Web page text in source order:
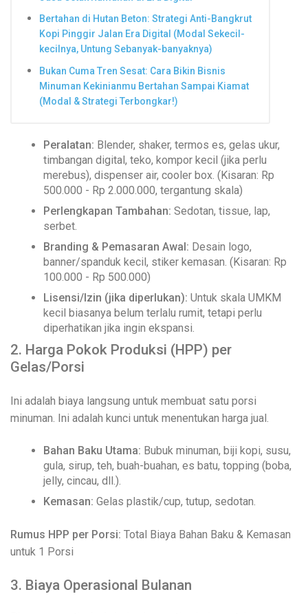
Bertahan di Hutan Beton: Strategi Anti-Bangkrut
Kopi Pinggir Jalan Era Digital (Modal Sekecil-
kecilnya, Untung Sebanyak-banyaknya)
Bukan Cuma Tren Sesat: Cara Bikin Bisnis
Minuman Kekinianmu Bertahan Sampai Kiamat
(Modal & Strategi Terbongkar!)
Peralatan: Blender, shaker, termos es, gelas ukur,
timbangan digital, teko, kompor kecil (jika perlu
merebus), dispenser air, cooler box. (Kisaran: Rp
500.000 - Rp 2.000.000, tergantung skala)
Perlengkapan Tambahan: Sedotan, tissue, lap,
serbet.
Branding & Pemasaran Awal: Desain logo,
banner/spanduk kecil, stiker kemasan. (Kisaran: Rp
100.000 - Rp 500.000)
Lisensi/Izin (jika diperlukan): Untuk skala UMKM
kecil biasanya belum terlalu rumit, tetapi perlu
diperhatikan jika ingin ekspansi.
2. Harga Pokok Produksi (HPP) per
Gelas/Porsi
Ini adalah biaya langsung untuk membuat satu porsi
minuman. Ini adalah kunci untuk menentukan harga jual.
Bahan Baku Utama: Bubuk minuman, biji kopi, susu,
gula, sirup, teh, buah-buahan, es batu, topping (boba,
jelly, cincau, dll.).
Kemasan: Gelas plastik/cup, tutup, sedotan.
Rumus HPP per Porsi: Total Biaya Bahan Baku & Kemasan
untuk 1 Porsi
3. Biaya Operasional Bulanan